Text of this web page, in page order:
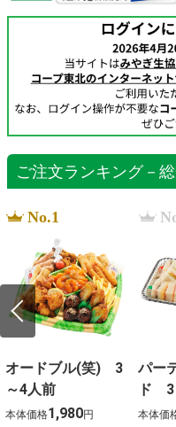
ご注文ランキング－
No.1
オードブル(笑) 3
～4人前
本体価格1,980円
パー
ド 3
本体価